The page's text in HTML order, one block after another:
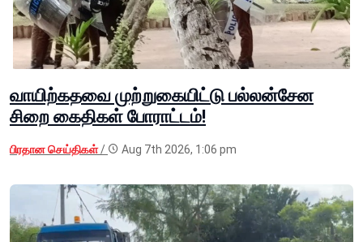
வாயிற்கதவை முற்றுகையிட்டு பல்லன்சேன
சிறை கைதிகள் போராட்டம்!
பிரதான செய்திகள்/ Aug 7th 2026, 1:06 pm